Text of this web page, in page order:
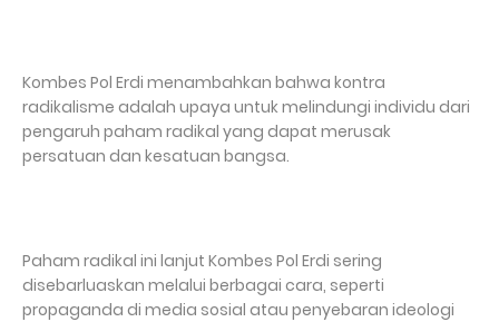
Kombes Pol Erdi menambahkan bahwa kontra
radikalisme adalah upaya untuk melindungi individu dari
pengaruh paham radikal yang dapat merusak
persatuan dan kesatuan bangsa.
Paham radikal ini lanjut Kombes Pol Erdi sering
disebarluaskan melalui berbagai cara, seperti
propaganda di media sosial atau penyebaran ideologi